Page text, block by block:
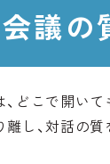
議の
どこで開い
し、対話の質